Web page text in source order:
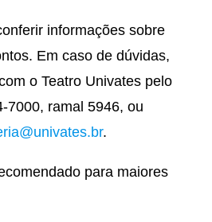
informações sobre
Em caso de dúvidas,
o Teatro Univates pelo
7000, ramal 5946, ou
.
para maiores